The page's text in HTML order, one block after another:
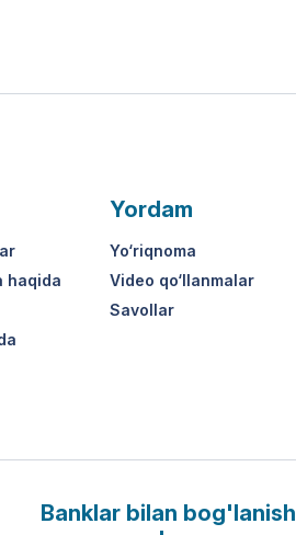
haqida
Yordam
Yo‘riqnoma
Video qo‘llanmalar
Savollar
Banklar bilan bog'lanish